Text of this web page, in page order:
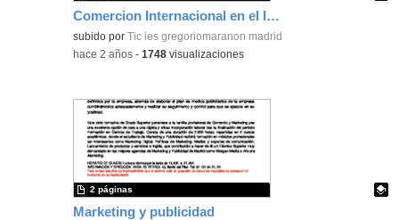
Comercion Internacional en el IESGM
Contenido educativo.
subido porTic ies gregoriomaranon madrid
-hace 2 años -1748 visualizaciones
Marketing y publicidad
2 páginas